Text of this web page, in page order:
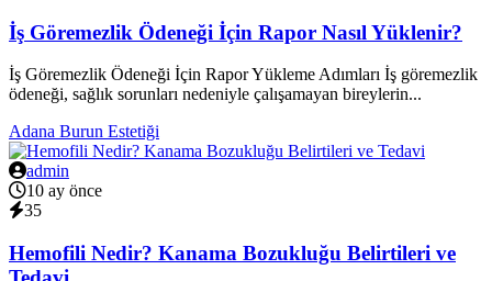
İş Göremezlik Ödeneği İçin Rapor Nasıl Yüklenir?
İş Göremezlik Ödeneği İçin Rapor Yükleme Adımları İş göremezlik
ödeneği, sağlık sorunları nedeniyle çalışamayan bireylerin...
Adana Burun Estetiği
admin
10 ay önce
35
Hemofili Nedir? Kanama Bozukluğu Belirtileri ve